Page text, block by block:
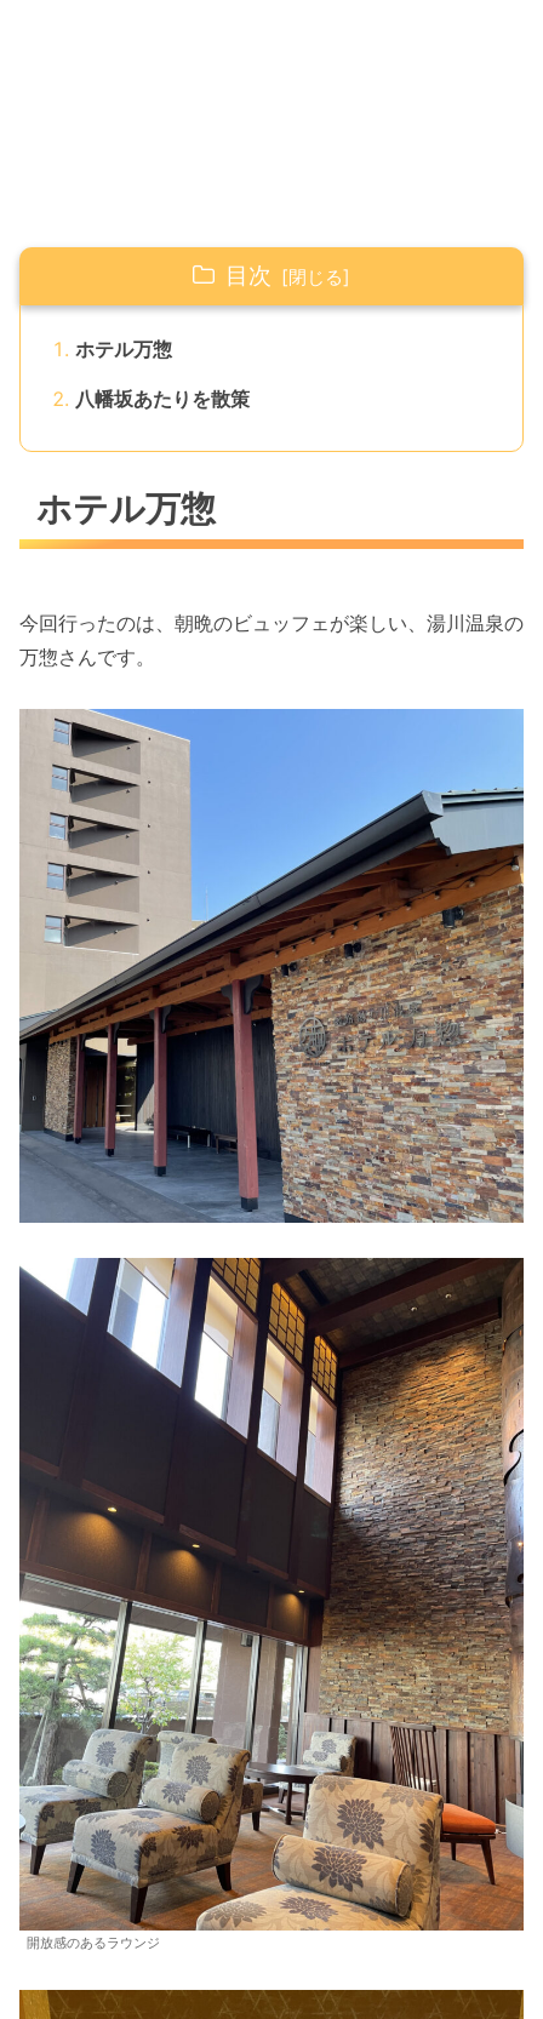
目次
ホテル万惣
八幡坂あたりを散策
ホテル万惣
今回行ったのは、朝晩のビュッフェが楽しい、湯川温泉の
万惣さんです。
開放感のあるラウンジ